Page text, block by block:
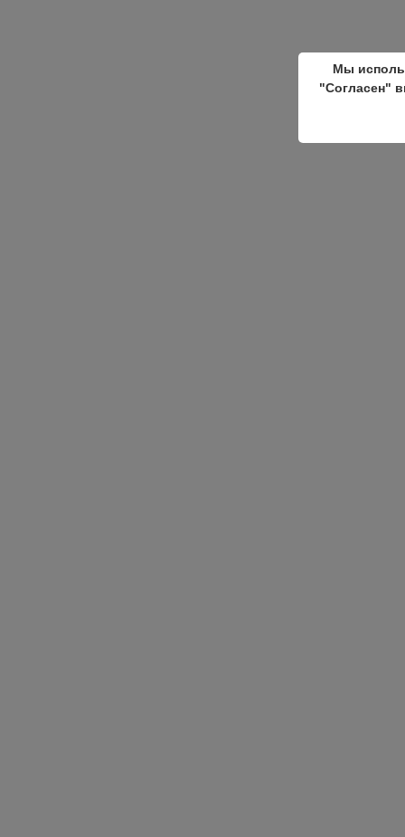
Мы
"Согласен"